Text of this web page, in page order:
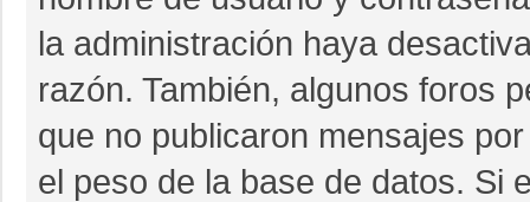
la administración haya
razón. También, algunos foros
que no publicaron mensajes
el peso de la base de datos. Si